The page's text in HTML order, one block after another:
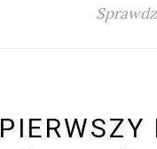
PIERWSZY